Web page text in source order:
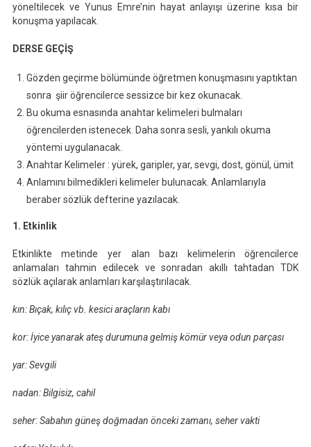
yöneltilecek ve Yunus Emre’nin hayat anlayışı üzerine kısa bir
konuşma yapılacak.
DERSE GEÇİŞ
Gözden geçirme bölümünde öğretmen konuşmasını yaptıktan
sonra şiir öğrencilerce sessizce bir kez okunacak.
Bu okuma esnasında anahtar kelimeleri bulmaları
öğrencilerden istenecek. Daha sonra sesli, yankılı okuma
yöntemi uygulanacak.
Anahtar Kelimeler : yürek, garipler, yar, sevgi, dost, gönül, ümit
Anlamını bilmedikleri kelimeler bulunacak. Anlamlarıyla
beraber sözlük defterine yazılacak.
1. Etkinlik
Etkinlikte metinde yer alan bazı kelimelerin öğrencilerce
anlamaları tahmin edilecek ve sonradan akıllı tahtadan TDK
sözlük açılarak anlamları karşılaştırılacak.
kın: Bıçak, kılıç vb. kesici araçların kabı
kor: İyice yanarak ateş durumuna gelmiş kömür veya odun parçası
yar: Sevgili
nadan: Bilgisiz, cahil
seher: Sabahın güneş doğmadan önceki zamanı, seher vakti